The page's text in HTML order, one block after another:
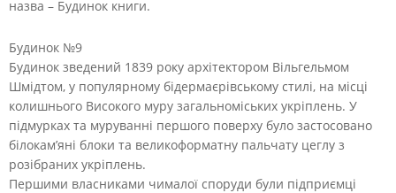
назва – Будинок книги.
Будинок №9
Будинок зведений 1839 року архітектором Вільгельмом
Шмідтом, у популярному бідермаєрівському стилі, на місці
колишнього Високого муру загальноміських укріплень. У
підмурках та муруванні першого поверху було застосовано
білокам’яні блоки та великоформатну пальчату цеглу з
розібраних укріплень.
Першими власниками чималої споруди були підприємці